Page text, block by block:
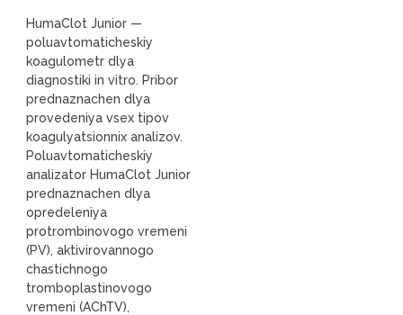
HumaClot Junior —
poluavtomaticheskiy
koagulometr dlya
diagnostiki in vitro. Pribor
prednaznachen dlya
provedeniya vsex tipov
koagulyatsionnix analizov.
Poluavtomaticheskiy
analizator HumaClot Junior
prednaznachen dlya
opredeleniya
protrombinovogo vremeni
(PV), aktivirovannogo
chastichnogo
tromboplastinovogo
vremeni (AChTV),